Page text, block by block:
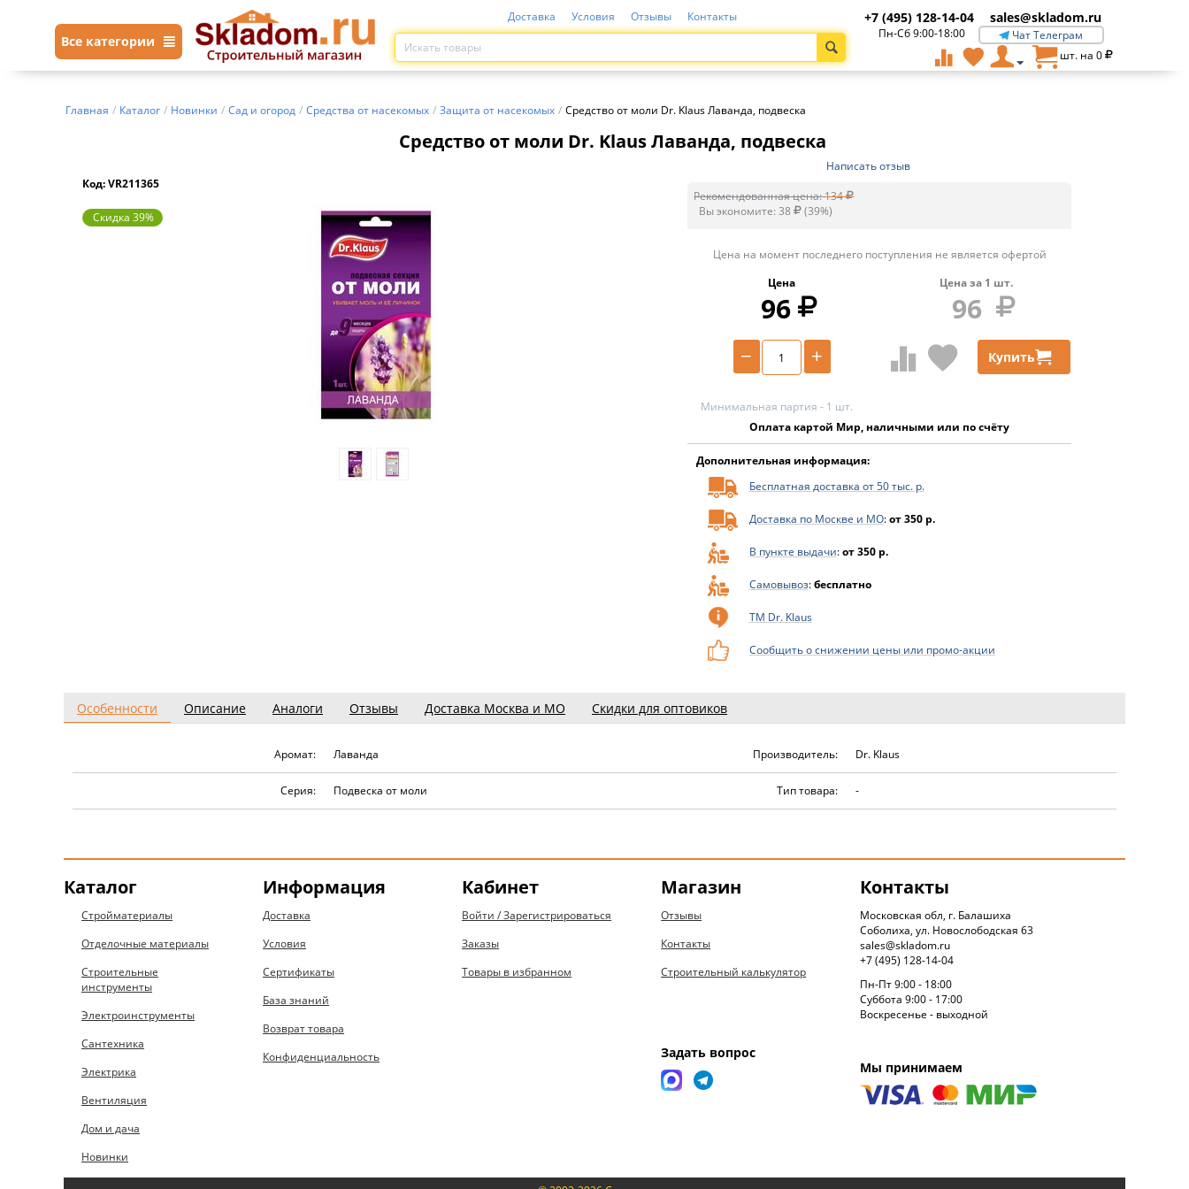
Все категории
Доставка Условия Отзывы Контакты +7 (495) 128-14-04 sales@skladom.ru
Пн-Сб 9:00-18:00
Чат Телеграм
шт. на 0
Главная / Каталог / Новинки / Сад и огород / Средства от насекомых / Защита от насекомых / Средство от моли Dr. Klaus Лаванда, подвеска
Средство от моли Dr. Klaus Лаванда, подвеска
Код: VR211365
Скидка 39%
Написать отзыв
Рекомендованная цена:134
Вы экономите:38 (39%)
Цена на момент последнего поступления не является офертой
Цена
96
Цена за 1 шт.
96
+
− Купить
Минимальная партия - 1 шт.
Оплата картой Мир, наличными или по счёту
Дополнительная информация:
Бесплатная доставка от 50 тыс. р.
Доставка по Москве и МО:от 350 р.
В пункте выдачи:от 350 р.
Самовывоз:бесплатно
ТМ Dr. Klaus
Сообщить о снижении цены или промо-акции
Особенности Описание Аналоги Отзывы Доставка Москва и МО Скидки для оптовиков
Аромат: Лаванда Производитель: Dr. Klaus
Серия: Подвеска от моли Тип товара: -
Каталог
Стройматериалы
Отделочные материалы
Строительные
инструменты
Электроинструменты
Сантехника
Электрика
Вентиляция
Дом и дача
Новинки
Информация
Доставка
Условия
Сертификаты
База знаний
Возврат товара
Конфиденциальность
Кабинет
Войти / Зарегистрироваться
Заказы
Товары в избранном
Магазин
Отзывы
Контакты
Строительный калькулятор
Задать вопрос
Контакты
Московская обл, г. Балашиха
Соболиха, ул. Новослободская 63
sales@skladom.ru
+7 (495) 128-14-04
Пн-Пт 9:00 - 18:00
Суббота 9:00 - 17:00
Воскресенье - выходной
Мы принимаем